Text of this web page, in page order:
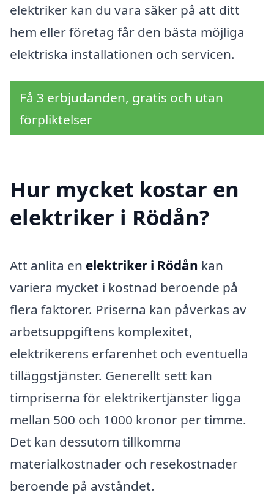
elektriker kan du vara säker på att ditt
hem eller företag får den bästa möjliga
elektriska installationen och servicen.
Få 3 erbjudanden, gratis och utan
förpliktelser
Hur mycket kostar en
elektriker i Rödån?
Att anlita en elektriker i Rödån kan
variera mycket i kostnad beroende på
flera faktorer. Priserna kan påverkas av
arbetsuppgiftens komplexitet,
elektrikerens erfarenhet och eventuella
tilläggstjänster. Generellt sett kan
timpriserna för elektrikertjänster ligga
mellan 500 och 1000 kronor per timme.
Det kan dessutom tillkomma
materialkostnader och resekostnader
beroende på avståndet.